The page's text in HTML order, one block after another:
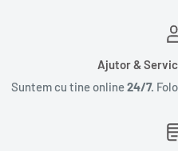
Ajutor &
Suntem cu tine online24/7.